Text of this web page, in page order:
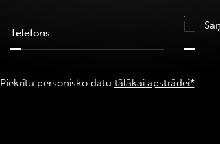
Piekrītu personisko datu tālākai apstrādei*